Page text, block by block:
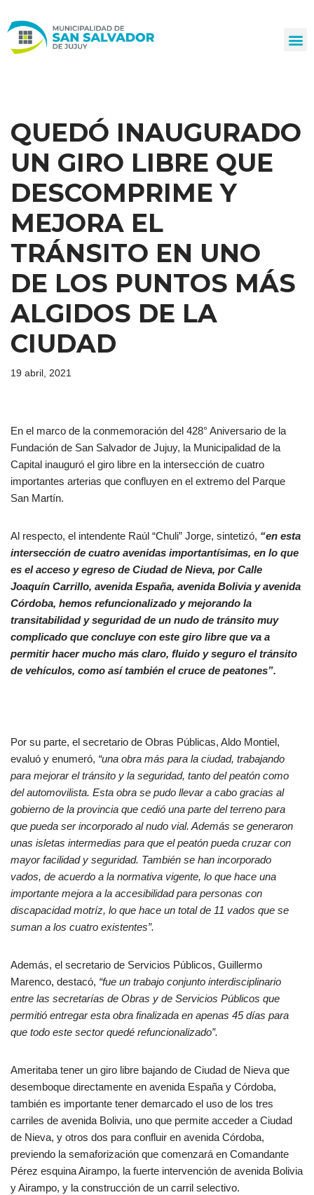
al
QUEDÓ INAUGURADO
UN GIRO LIBRE QUE
DESCOMPRIME Y
MEJORA EL
TRÁNSITO EN UNO
DE LOS PUNTOS MÁS
ALGIDOS DE LA
CIUDAD
19 abril, 2021
En el marco de la conmemoración del 428° Aniversario de la
Fundación de San Salvador de Jujuy, la Municipalidad de la
Capital inauguró el giro libre en la intersección de cuatro
importantes arterias que confluyen en el extremo del Parque
San Martín.
Al respecto, el intendente Raúl “Chuli” Jorge, sintetizó, “en esta
intersección de cuatro avenidas importantísimas, en lo que
es el acceso y egreso de Ciudad de Nieva, por Calle
Joaquín Carrillo, avenida España, avenida Bolivia y avenida
Córdoba, hemos refuncionalizado y mejorando la
transitabilidad y seguridad de un nudo de tránsito muy
complicado que concluye con este giro libre que va a
permitir hacer mucho más claro, fluido y seguro el tránsito
de vehículos, como así también el cruce de peatones”.
Por su parte, el secretario de Obras Públicas, Aldo Montiel,
evaluó y enumeró, “una obra más para la ciudad, trabajando
para mejorar el tránsito y la seguridad, tanto del peatón como
del automovilista. Esta obra se pudo llevar a cabo gracias al
gobierno de la provincia que cedió una parte del terreno para
que pueda ser incorporado al nudo vial. Además se generaron
unas isletas intermedias para que el peatón pueda cruzar con
mayor facilidad y seguridad. También se han incorporado
vados, de acuerdo a la normativa vigente, lo que hace una
importante mejora a la accesibilidad para personas con
discapacidad motríz, lo que hace un total de 11 vados que se
suman a los cuatro existentes”.
Además, el secretario de Servicios Públicos, Guillermo
Marenco, destacó, “fue un trabajo conjunto interdisciplinario
entre las secretarías de Obras y de Servicios Públicos que
permitió entregar esta obra finalizada en apenas 45 días para
que todo este sector quedé refuncionalizado”.
Ameritaba tener un giro libre bajando de Ciudad de Nieva que
desemboque directamente en avenida España y Córdoba,
también es importante tener demarcado el uso de los tres
carriles de avenida Bolivia, uno que permite acceder a Ciudad
de Nieva, y otros dos para confluir en avenida Córdoba,
previendo la semaforización que comenzará en Comandante
Pérez esquina Airampo, la fuerte intervención de avenida Bolivia
y Airampo, y la construcción de un carril selectivo.